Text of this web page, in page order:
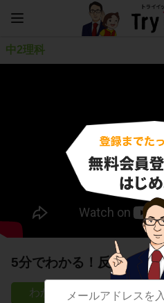
中2理科
5分でわかる！反射の流れ
210